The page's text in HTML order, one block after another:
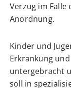
Verzug im Falle
Anordnung.
Kinder und
Erkrankung
untergebracht
soll in